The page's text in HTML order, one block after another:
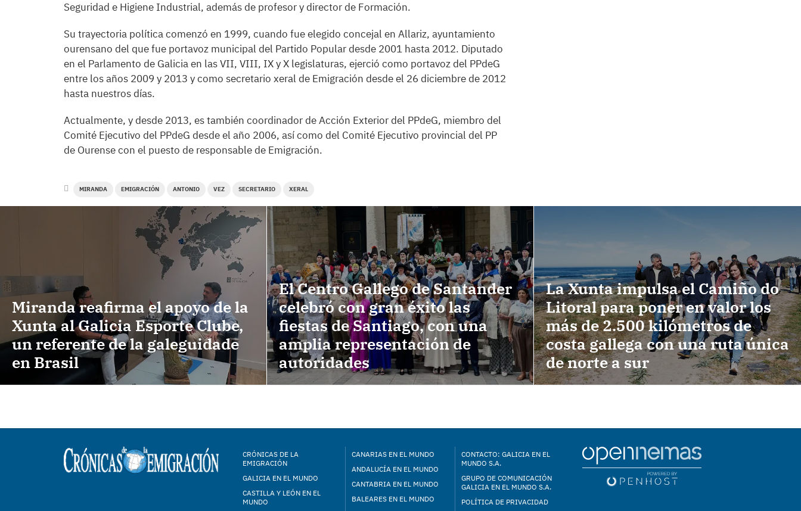
Seguridad e Higiene Industrial, además de profesor y director de Formación.
Su trayectoria política comenzó en 1999, cuando fue elegido concejal en Allariz, ayuntamiento
ourensano del que fue portavoz municipal del Partido Popular desde 2001 hasta 2012. Diputado
en el Parlamento de Galicia en las VII, VIII, IX y X legislaturas, ejerció como portavoz del PPdeG
entre los años 2009 y 2013 y como secretario xeral de Emigración desde el 26 diciembre de 2012
hasta nuestros días.
Actualmente, y desde 2013, es también coordinador de Acción Exterior del PPdeG, miembro del
Comité Ejecutivo del PPdeG desde el año 2006, así como del Comité Ejecutivo provincial del PP
de Ourense con el puesto de responsable de Emigración.
MIRANDA EMIGRACIÓN ANTONIO VEZ SECRETARIO XERAL
Miranda reafirma el apoyo de la
Xunta al Galicia Esporte Clube,
un referente de la galeguidade
en Brasil
El Centro Gallego de Santander
celebró con gran éxito las
fiestas de Santiago, con una
amplia representación de
autoridades
La Xunta impulsa el Camiño do
Litoral para poner en valor los
más de 2.500 kilómetros de
costa gallega con una ruta única
de norte a sur
CRÓNICAS DE LA
EMIGRACIÓN
GALICIA EN EL MUNDO
CASTILLA Y LEÓN EN EL
MUNDO
CANARIAS EN EL MUNDO
ANDALUCÍA EN EL MUNDO
CANTABRIA EN EL MUNDO
BALEARES EN EL MUNDO
CONTACTO: GALICIA EN EL
MUNDO S.A.
GRUPO DE COMUNICACIÓN
GALICIA EN EL MUNDO S.A.
POLÍTICA DE PRIVACIDAD